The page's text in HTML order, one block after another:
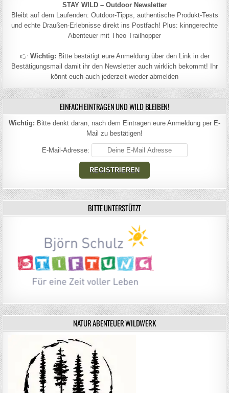
STAY WILD – Outdoor Newsletter
Bleibt auf dem Laufenden: Outdoor-Tipps, authentische Produkt-Tests
und echte Draußen-Erlebnisse direkt ins Postfach! Plus: kinngerechte
Abenteuer mit Theo Trailhopper
👉 Wichtig: Bitte bestätigt eure Anmeldung über den Link in der
Bestätigungsmail damit ihr den Newsletter auch wirklich bekommt! Ihr
könnt euch auch jederzeit wieder abmelden
EINFACH EINTRAGEN UND WILD BLEIBEN!
Wichtig: Bitte denkt daran, nach dem Eintragen eure Anmeldung per E-
Mail zu bestätigen!
E-Mail-Adresse:
BITTE UNTERSTÜTZT
NATUR ABENTEUER WILDWERK